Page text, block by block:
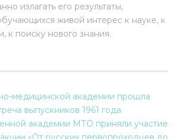
излагать его результаты,
живой интерес к науке, к
к поиску нового знания.
медицинской академии прошла
выпускников 1961 года
академии МТО приняли участие